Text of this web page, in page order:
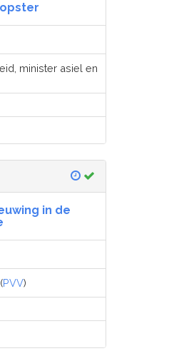
minister asiel en
in de
PVV)